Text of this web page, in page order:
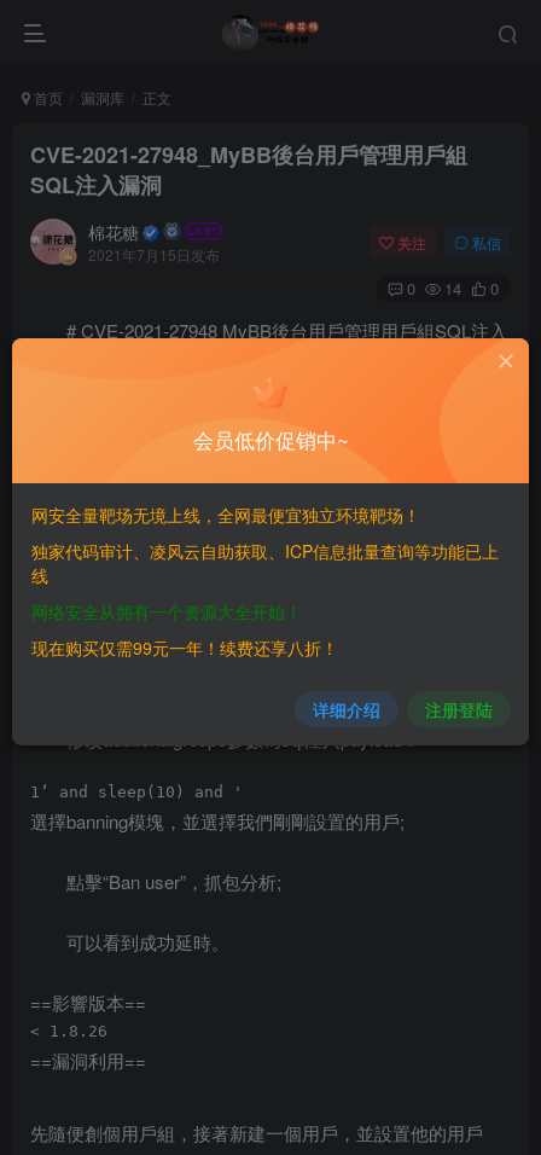
首页 漏洞库 正文
CVE-2021-27948_MyBB後台用戶管理用戶組
SQL注入漏洞
棉花糖
2021年7月15日发布
关注 私信
0 14 0
# CVE-2021-27948 MyBB後台用戶管理用戶組SQL注入
==漏洞利用==
先隨便創個用戶組，接著新建一個用戶，並設置他的用戶
組；
在profile中選擇組；
選擇banning模塊，並選擇我們剛剛設置的用戶;
點擊“Ban user”，抓包分析;
可以看到成功延時。
==影響版本==
==漏洞利用==
先隨便創個用戶組，接著新建一個用戶，並設置他的用戶
会员低价促销中~
网安全量靶场无境上线，全网最便宜独立环境靶场！
独家代码审计、凌风云自助获取、ICP信息批量查询等功能已上
线
网络安全从拥有一个资源大全开始！
现在购买仅需99元一年！续费还享八折！
详细介绍 注册登陆